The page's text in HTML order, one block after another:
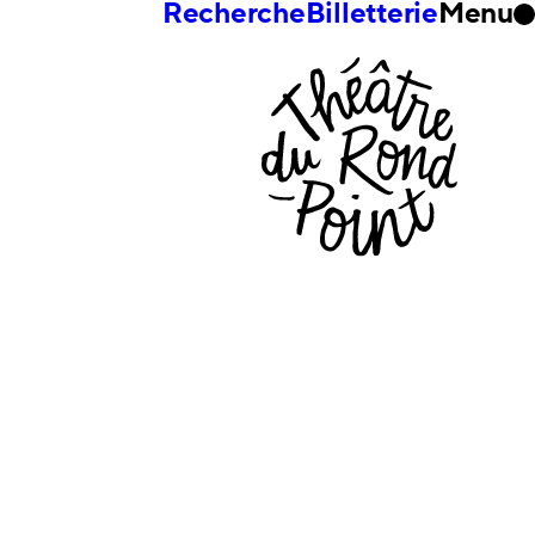
RechercheBilletterieMenu